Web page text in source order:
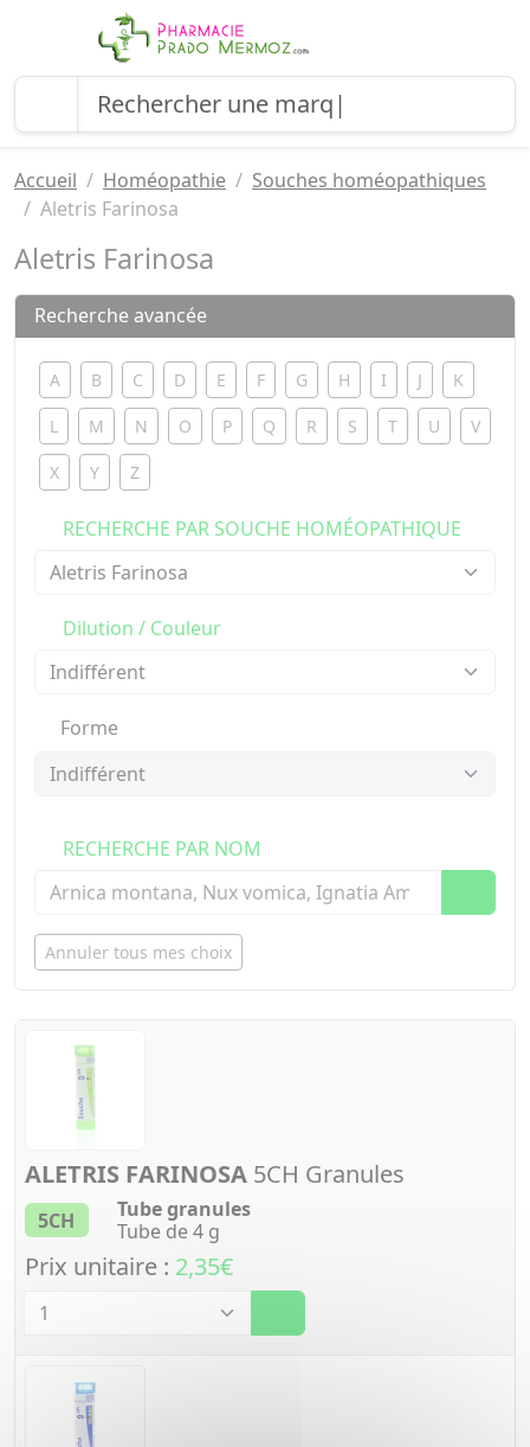
Accueil Homéopathie
Souches homéopathiques
Aletris Farinosa
Aletris Farinosa
Recherche avancée
A B C D E F G H I J K
L M N O P Q R S T U V
X Y Z
RECHERCHE PAR SOUCHE HOMÉOPATHIQUE
Dilution / Couleur
Forme
RECHERCHE PAR NOM
Annuler tous mes choix
ALETRIS FARINOSA 5CH Granules
5CH
Tube granules
Tube de 4 g
Prix unitaire : 2,35€